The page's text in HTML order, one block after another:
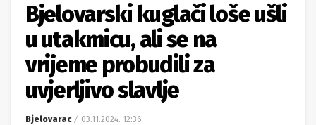
Bjelovarski kuglači loše ušli
u utakmicu, ali se na
vrijeme probudili za
uvjerljivo slavlje
Bjelovarac 03.11.2024. 12:36